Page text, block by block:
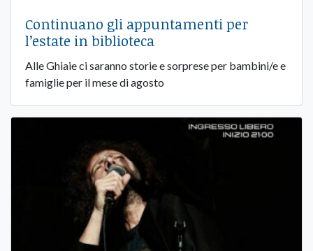
Continuano gli appuntamenti per
l’estate in biblioteca
Alle Ghiaie ci saranno storie e sorprese per bambini/e e
famiglie per il mese di agosto